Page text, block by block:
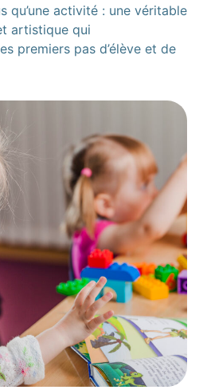
qu’une activité : une véritable
artistique qui
premiers pas d’élève et de